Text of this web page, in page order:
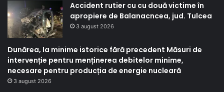
Accident rutier cu cu două victime în
apropiere de Balanacncea, jud. Tulcea
3 august 2026
Dunărea, la minime istorice fără precedent Măsuri de
intervenție pentru menținerea debitelor minime,
necesare pentru producția de energie nucleară
3 august 2026